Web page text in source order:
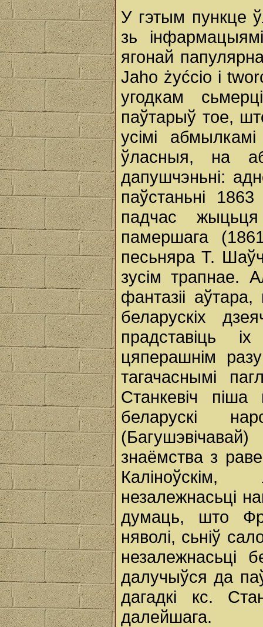
У гэтым пункце
зь
ягонай
Jаhо żyćcio i
угодкам
паўтарыў тое,
усімі
ўласныя, на
дапушчэньні:
паўстаньні
падчас
памершага
песьняра Т.
зусім трапнае.
фантазіі
беларускіх
прадставіць
цяперашнім
тагачаснымі
Станкевіч
беларускі
знаёмства з
незалежнасьці
думаць, што
няволі, сьніў
незалежнасьці
далучыўся да
дагадкі кс.
далейшага.